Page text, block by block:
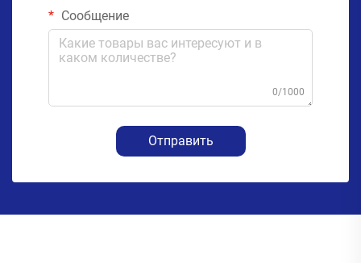
Сообщение
0/1000
Отправить